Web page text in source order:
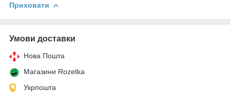
Приховати
Умови доставки
Нова Пошта
Магазини Rozetka
Укрпошта